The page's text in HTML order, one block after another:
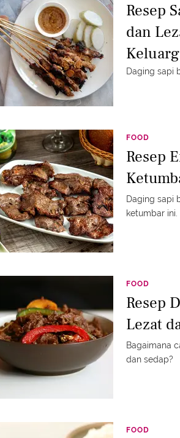
Resep
dan
Daging sapi
FOOD
Resep
Daging sapi
ketumbar ini.
FOOD
Resep
Lezat
Bagaimana
dan sedap?
FOOD